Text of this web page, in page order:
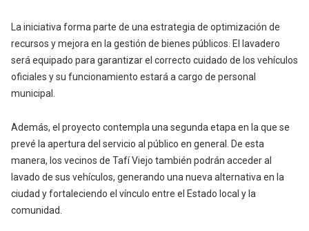
La iniciativa forma parte de una estrategia de optimización de
recursos y mejora en la gestión de bienes públicos. El lavadero
será equipado para garantizar el correcto cuidado de los vehículos
oficiales y su funcionamiento estará a cargo de personal
municipal.
Además, el proyecto contempla una segunda etapa en la que se
prevé la apertura del servicio al público en general. De esta
manera, los vecinos de Tafí Viejo también podrán acceder al
lavado de sus vehículos, generando una nueva alternativa en la
ciudad y fortaleciendo el vínculo entre el Estado local y la
comunidad.